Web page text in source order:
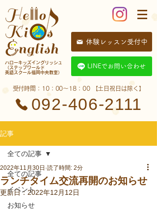
​ハローキッズイングリッシュ
（ステップワールド
英語スクール福岡中央教室）
体験レッスン受付中
LINEでお問い合わせ
​受付時間：10：00〜18：00 【土日祝日は除く】
092-406-2111
記事
全ての記事
イベント
お知らせ
全ての記事
ランチタイム交流再開のお知らせ
2022年11月30日 読了時間: 2分
更新日：2022年12月12日